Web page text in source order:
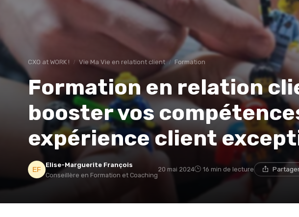
CXO at WORK ! Vie Ma Vie en relationt client Formation
Formation en relation
booster vos
expérience client
Elise-Marguerite François
Conseillère en Formation et Coaching
20 mai 2024 16 min de lecture